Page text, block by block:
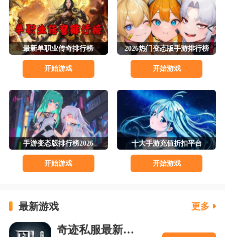
最新单职业传奇排行榜
开始游戏
2026热门变态版手游排行榜
开始游戏
手游变态版排行榜2026
开始游戏
十大手游充值折扣平台
开始游戏
最新游戏 更多
奇迹私服最新下载v1.5.5